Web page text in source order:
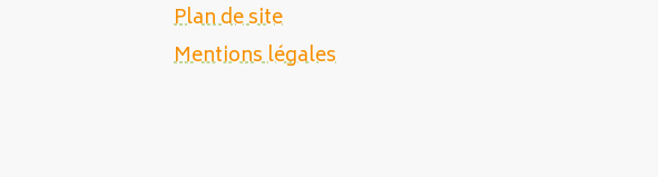
Plan de site
Mentions légales